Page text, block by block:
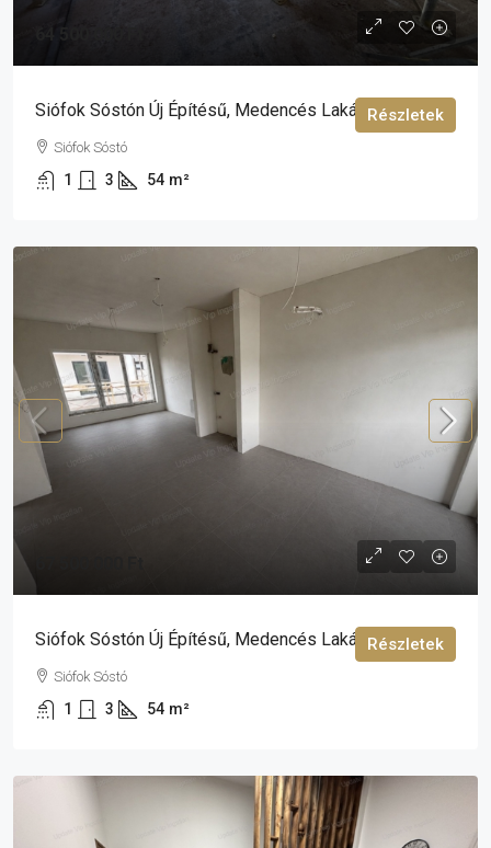
Siófok Sóstón Új Építésű, Medencés Lakás Eladó!
Siófok Sóstó
1 3 54 m²
Részletek
Siófok Sóstón Új Építésű, Medencés Lakás Eladó!
Siófok Sóstó
1 3 54 m²
Részletek